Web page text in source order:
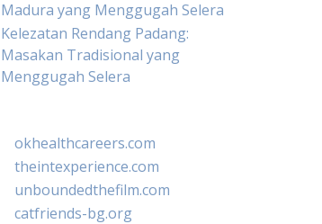
Madura yang Menggugah Selera
Kelezatan Rendang Padang:
Masakan Tradisional yang
Menggugah Selera
okhealthcareers.com
theintexperience.com
unboundedthefilm.com
catfriends-bg.org